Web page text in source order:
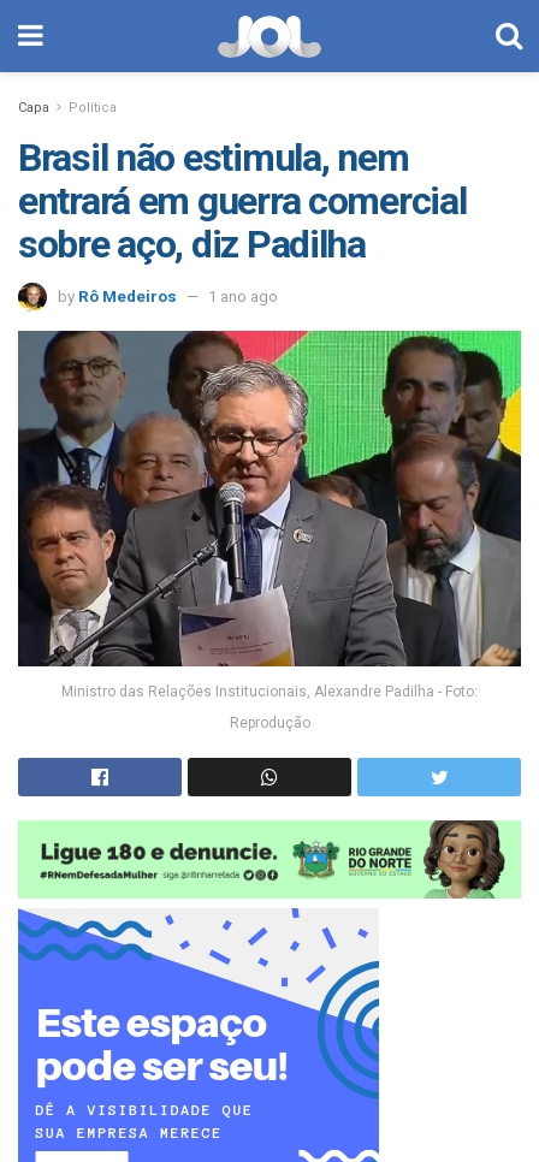
Capa Política
Brasil não estimula, nem
entrará em guerra comercial
sobre aço, diz Padilha
by Rô Medeiros 1 ano ago
Ministro das Relações Institucionais, Alexandre Padilha - Foto:
Reprodução